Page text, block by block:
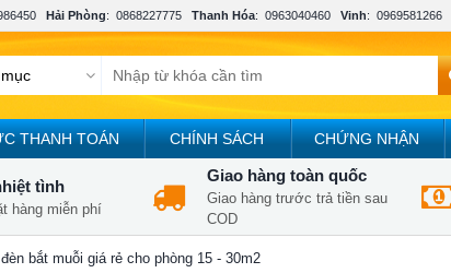
Hải Phòng: 0868227775 Thanh Hóa: 0963040460 Vinh: 0969581266
THANH TOÁN CHÍNH SÁCH CHỨNG NHẬN
tình
hàng miễn phí
Giao hàng toàn quốc
Giao hàng trước trả tiền sau
COD
bắt muỗi giá rẻ cho phòng 15 - 30m2